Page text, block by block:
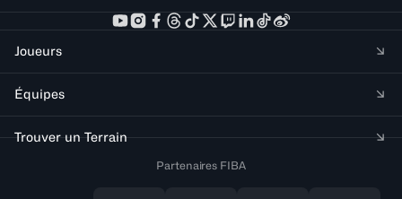
Joueurs
Équipes
Trouver un Terrain
Partenaires FIBA